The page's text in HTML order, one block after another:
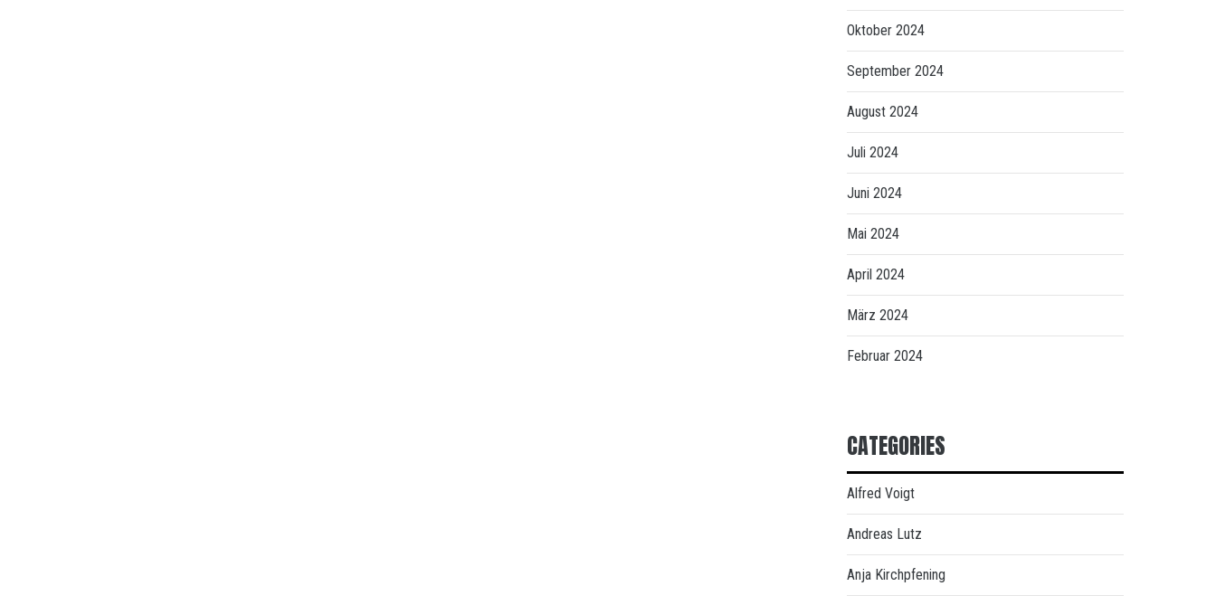
Oktober 2024
September 2024
August 2024
Juli 2024
Juni 2024
Mai 2024
April 2024
März 2024
Februar 2024
CATEGORIES
Alfred Voigt
Andreas Lutz
Anja Kirchpfening